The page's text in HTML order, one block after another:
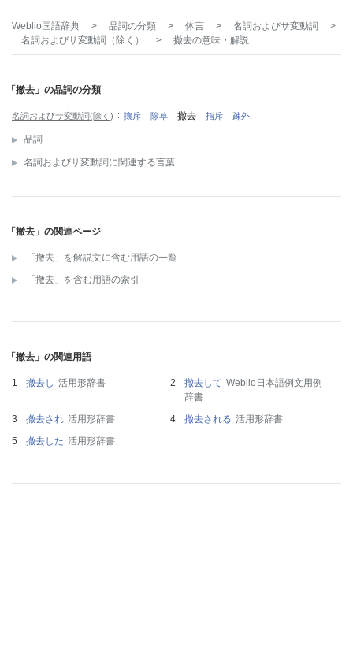
Weblio国語辞典 > 品詞の分類 > 体言 > 名詞およびサ変動詞
>
名詞およびサ変動詞（除く）
> 撤去の意味・解説
「撤去」の品詞の分類
名詞およびサ変動詞(除く) 攘斥 除草 撤去 指斥 疎外
品詞
名詞およびサ変動詞に関連する言葉
「撤去」の関連ページ
「撤去」を解説文に含む用語の一覧
「撤去」を含む用語の索引
「撤去」の関連用語
撤去し 活用形辞書 撤去して Weblio日本語例文用例
辞書
撤去され 活用形辞書 撤去される 活用形辞書
撤去した 活用形辞書